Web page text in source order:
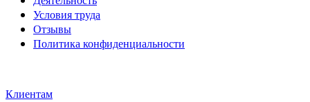
Условия труда
Отзывы
Политика конфиденциальности
Клиентам